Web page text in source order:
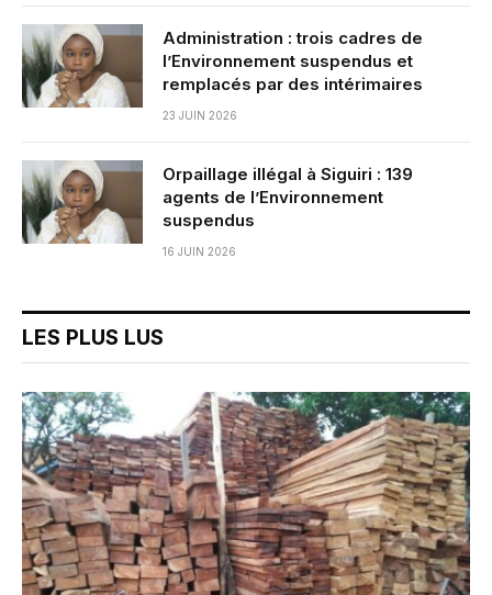
Administration : trois cadres de
l’Environnement suspendus et
remplacés par des intérimaires
23 JUIN 2026
Orpaillage illégal à Siguiri : 139
agents de l’Environnement
suspendus
16 JUIN 2026
LES PLUS LUS